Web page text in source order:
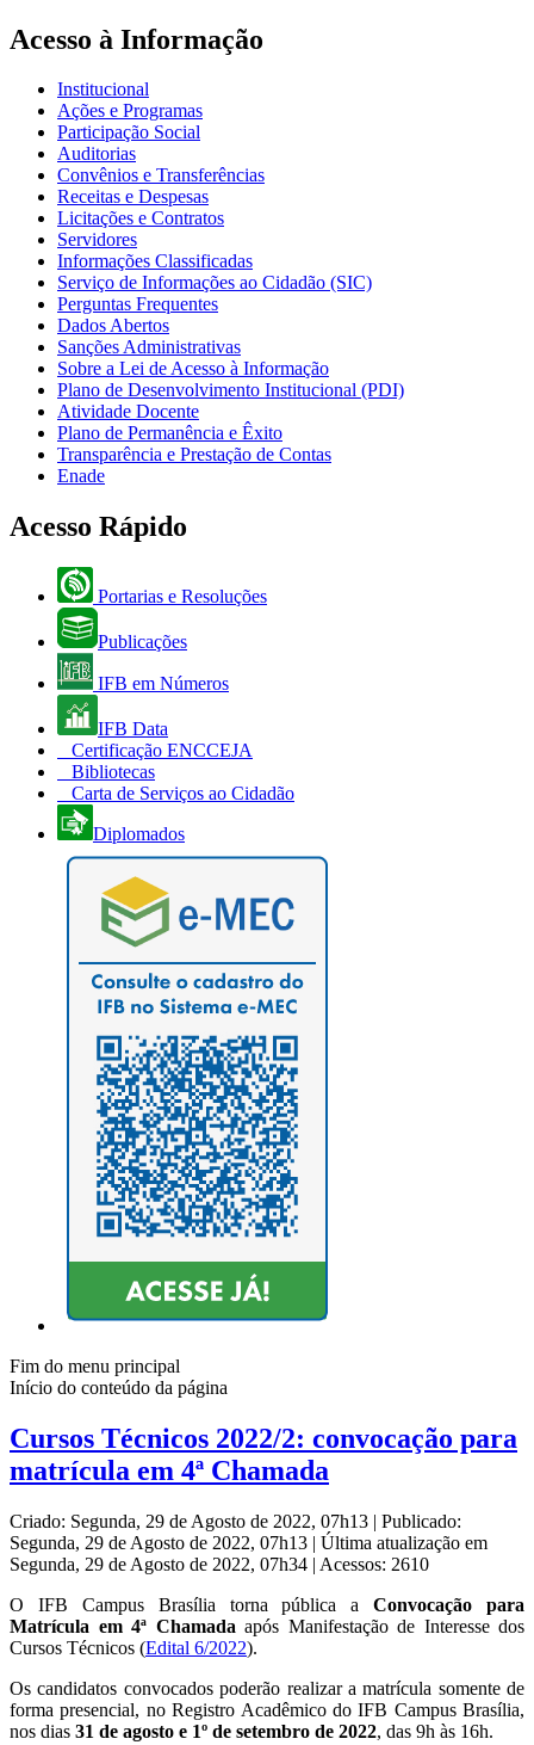
Acesso à Informação
Institucional
Ações e Programas
Participação Social
Auditorias
Convênios e Transferências
Receitas e Despesas
Licitações e Contratos
Servidores
Informações Classificadas
Serviço de Informações ao Cidadão (SIC)
Perguntas Frequentes
Dados Abertos
Sanções Administrativas
Sobre a Lei de Acesso à Informação
Plano de Desenvolvimento Institucional (PDI)
Atividade Docente
Plano de Permanência e Êxito
Transparência e Prestação de Contas
Enade
Acesso Rápido
Portarias e Resoluções
Publicações
IFB em Números
IFB Data
Certificação ENCCEJA
Bibliotecas
Carta de Serviços ao Cidadão
Diplomados
Fim do menu principal
Início do conteúdo da página
Cursos Técnicos 2022/2: convocação para
matrícula em 4ª Chamada
Criado: Segunda, 29 de Agosto de 2022, 07h13 | Publicado:
Segunda, 29 de Agosto de 2022, 07h13 | Última atualização em
Segunda, 29 de Agosto de 2022, 07h34 | Acessos: 2610
O IFB Campus Brasília torna pública aConvocação para
Matrícula em 4ª Chamada após Manifestação de Interesse dos
Cursos Técnicos (Edital 6/2022).
Os candidatos convocados poderão realizar a matrícula somente de
forma presencial, noRegistro Acadêmico do IFB Campus Brasília,
nos dias 31 de agosto e 1º de setembro de 2022, das 9h às 16h.